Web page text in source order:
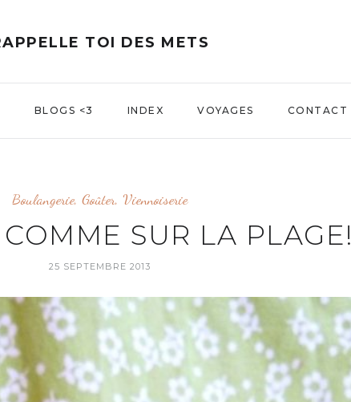
TOI DES METS
BLOGS <3 INDEX VOYAGES CONTACT
Boulangerie, Goûter, Viennoiserie
SUR LA PLAGE!
25 SEPTEMBRE 2013